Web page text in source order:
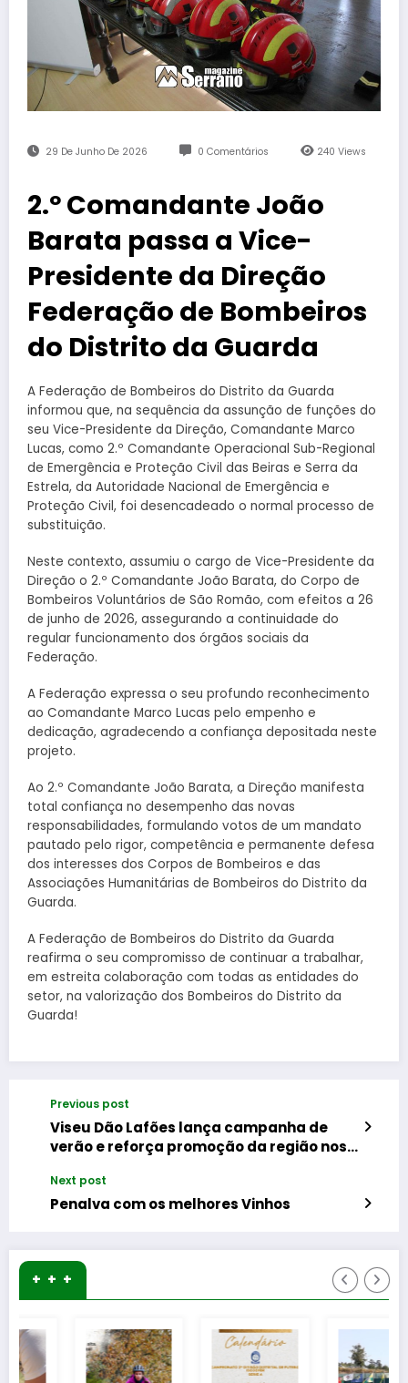
29 De Junho De 2026 0 Comentários 240Views
2.º Comandante João
Barata passa a Vice-
Presidente da Direção
Federação de Bombeiros
do Distrito da Guarda
A Federação de Bombeiros do Distrito da Guarda
informou que, na sequência da assunção de funções do
seu Vice-Presidente da Direção, Comandante Marco
Lucas, como 2.º Comandante Operacional Sub-Regional
de Emergência e Proteção Civil das Beiras e Serra da
Estrela, da Autoridade Nacional de Emergência e
Proteção Civil, foi desencadeado o normal processo de
substituição.
Neste contexto, assumiu o cargo de Vice-Presidente da
Direção o 2.º Comandante João Barata, do Corpo de
Bombeiros Voluntários de São Romão, com efeitos a 26
de junho de 2026, assegurando a continuidade do
regular funcionamento dos órgãos sociais da
Federação.
A Federação expressa o seu profundo reconhecimento
ao Comandante Marco Lucas pelo empenho e
dedicação, agradecendo a confiança depositada neste
projeto.
Ao 2.º Comandante João Barata, a Direção manifesta
total confiança no desempenho das novas
responsabilidades, formulando votos de um mandato
pautado pelo rigor, competência e permanente defesa
dos interesses dos Corpos de Bombeiros e das
Associações Humanitárias de Bombeiros do Distrito da
Guarda.
A Federação de Bombeiros do Distrito da Guarda
reafirma o seu compromisso de continuar a trabalhar,
em estreita colaboração com todas as entidades do
setor, na valorização dos Bombeiros do Distrito da
Guarda!
Previous post
Viseu Dão Lafões lança campanha de
verão e reforça promoção da região nos
Next post
Penalva com os melhores Vinhos
+ + +